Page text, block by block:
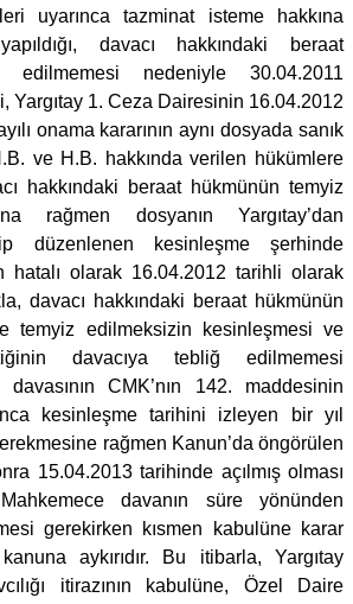
uyarınca tazminat isteme hakkına
davacı hakkındaki beraat
edilmemesi nedeniyle 30.04.2011
Yargıtay 1. Ceza Dairesinin 16.04.2012
onama kararının aynı dosyada sanık
ve H.B. hakkında verilen hükümlere
hakkındaki beraat hükmünün temyiz
rağmen dosyanın Yargıtay’dan
düzenlenen kesinleşme şerhinde
hatalı olarak 16.04.2012 tarihli olarak
davacı hakkındaki beraat hükmünün
temyiz edilmeksizin kesinleşmesi ve
davacıya tebliğ edilmemesi
CMK’nın 142. maddesinin
kesinleşme tarihini izleyen bir yıl
rağmen Kanun’da öngörülen
15.04.2013 tarihinde açılmış olması
davanın süre yönünden
gerekirken kısmen kabulüne karar
aykırıdır. Bu itibarla, Yargıtay
itirazının kabulüne, Özel Daire